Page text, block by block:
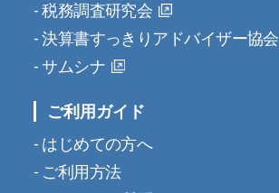
税務調査研究会
決算書すっきりアドバイザー協会
サムシナ
ご利用ガイド
はじめての方へ
ご利用方法